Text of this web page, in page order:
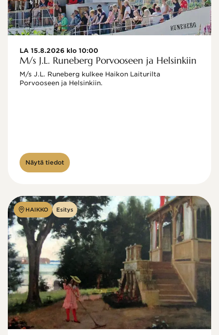
LA 15.8.2026 klo 10:00
M/s J.L. Runeberg Porvooseen ja Helsinkiin
M/s J.L. Runeberg kulkee Haikon Laiturilta
Porvooseen ja Helsinkiin.
Näytä tiedot
HAIKKO Esitys